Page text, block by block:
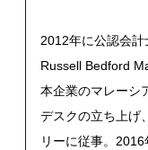
2012年に公認会計
Russell Bedford
本企業のマレーシ
デスクの立ち上げ
リーに従事。